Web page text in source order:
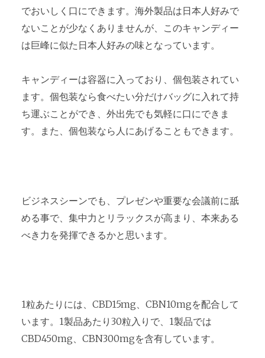
でおいしく口にできます。海外製品は日本人好みで
ないことが少なくありませんが、このキャンディー
は巨峰に似た日本人好みの味となっています。
キャンディーは容器に入っており、個包装されてい
ます。個包装なら食べたい分だけバッグに入れて持
ち運ぶことができ、外出先でも気軽に口にできま
す。また、個包装なら人にあげることもできます。
ビジネスシーンでも、プレゼンや重要な会議前に舐
める事で、集中力とリラックスが高まり、本来ある
べき力を発揮できるかと思います。
1粒あたりには、CBD15mg、CBN10mgを配合して
います。1製品あたり30粒入りで、1製品では
CBD450mg、CBN300mgを含有しています。